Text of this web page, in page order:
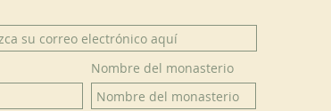
Nombre del monasterio